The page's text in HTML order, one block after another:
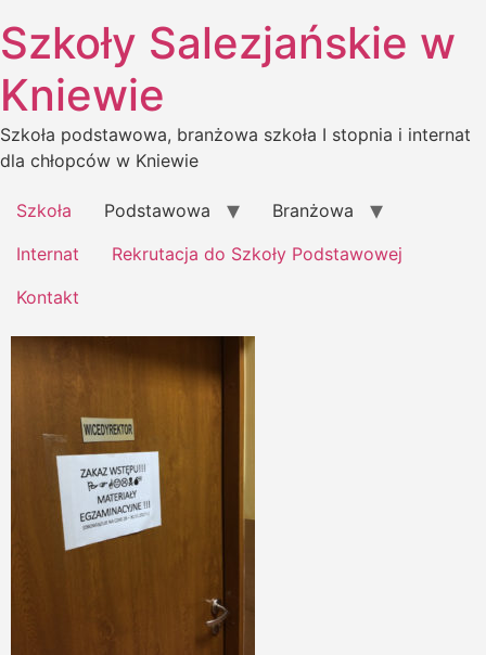
to
content
Szkoły Salezjańskie w
Kniewie
Szkoła podstawowa, branżowa szkoła I stopnia i internat
dla chłopców w Kniewie
Szkoła Podstawowa
Branżowa
Internat
Rekrutacja do Szkoły Podstawowej
Kontakt